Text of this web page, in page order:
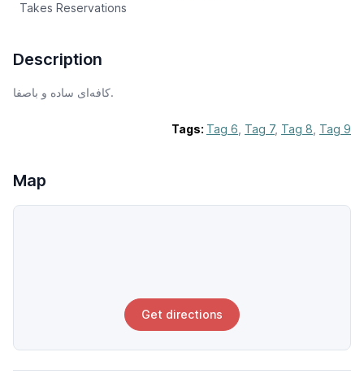
Takes Reservations
Description
کافه‌ای ساده و باصفا.
Tags: Tag 6 Tag 7, Tag 8 Tag 9
Map
Get directions